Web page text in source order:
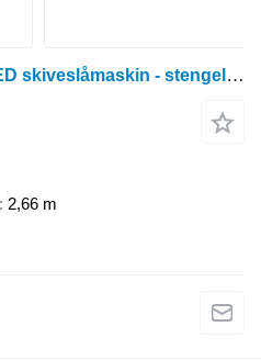
Pöttinger Novacat 266 H ED skiveslåmaskin - stengelbehandler - arbeidsbred
2,66 m